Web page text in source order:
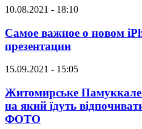
10.08.2021 - 18:10
Самое важное о новом
презентации
15.09.2021 - 15:05
Житомирське
на який їдуть
ФОТО